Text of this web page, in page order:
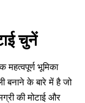
चुनें
महत्वपूर्ण भूमिका
बनाने के बारे में है जो
की मोटाई और